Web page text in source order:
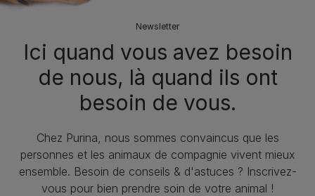
Newsletter
Ici quand vous avez besoin
de nous, là quand ils ont
besoin de vous.
Chez Purina, nous sommes convaincus que les
personnes et les animaux de compagnie vivent mieux
ensemble. Besoin de conseils & d'astuces ? Inscrivez-
vous pour bien prendre soin de votre animal !